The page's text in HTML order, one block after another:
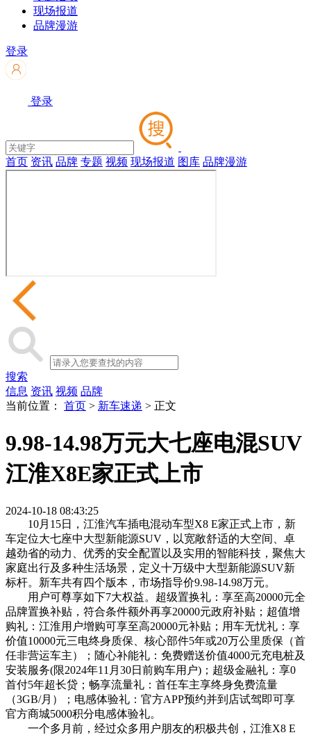
现场报道
品牌漫游
登录
登录
首页 资讯 品牌 专题 视频 现场报道 图库 品牌漫游
搜索
信息 资讯 视频 品牌
当前位置： 首页 > 新车速递 > 正文
9.98-14.98万元大七座电混SUV
江淮X8E家正式上市
2024-10-18 08:43:25
10月15日，江淮汽车插电混动车型X8 E家正式上市，新
车定位大七座中大型新能源SUV，以宽敞舒适的大空间、卓
越劲省的动力、优秀的安全配置以及实用的智能科技，聚焦大
家庭出行及多种生活场景，定义十万级中大型新能源SUV新
标杆。新车共有四个版本，市场指导价9.98-14.98万元。
用户可尊享如下7大权益。超级置换礼：享至高20000元全
品牌置换补贴，符合条件额外再享20000元政府补贴；超值增
购礼：江淮用户增购可享至高20000元补贴；用车无忧礼：享
价值10000元三电终身质保、核心部件5年或20万公里质保（首
任非营运车主）；随心补能礼：免费赠送价值4000元充电桩及
安装服务(限2024年11月30日前购车用户)；超级金融礼：享0
首付5年超长贷；畅享流量礼：首任车主享终身免费流量
（3GB/月）；电感体验礼：官方APP预约并到店试驾即可享
官方商城5000积分电感体验礼。
一个多月前，经过众多用户朋友的积极共创，江淮X8 E